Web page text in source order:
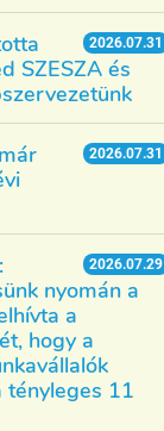
2026.07.31
SZESZA és
2026.07.31
2026.07.29
nyomán a
a
hogy a
tényleges 11